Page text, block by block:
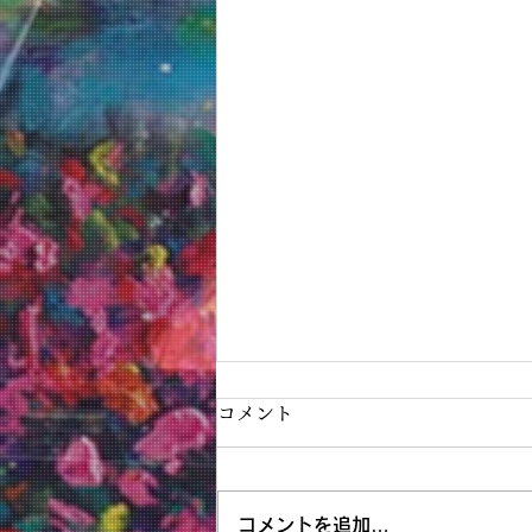
コメント
コメントを追加…